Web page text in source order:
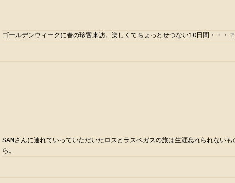
ゴールデンウィークに春の珍客来訪。楽しくてちょっとせつない10日間・・・？
SAMさんに連れていっていただいたロスとラスベガスの旅は生涯忘れられない
ら。